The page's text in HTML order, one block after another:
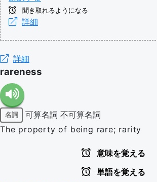
聞き取れるようになる
詳細
詳細
rareness
名詞 可算名詞 不可算名詞
The property of being rare; rarity
意味を覚える
単語を覚える